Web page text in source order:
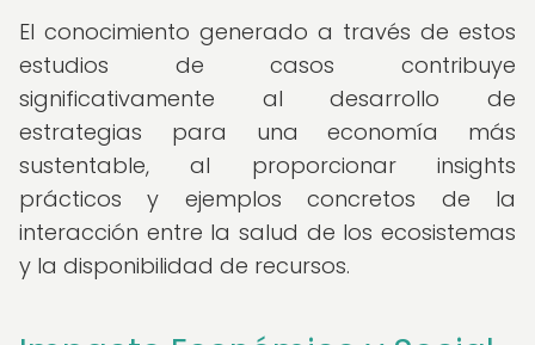
El conocimiento generado a través de estos
estudios de casos contribuye
significativamente al desarrollo de
estrategias para una economía más
sustentable, al proporcionar insights
prácticos y ejemplos concretos de la
interacción entre la salud de los ecosistemas
y la disponibilidad de recursos.